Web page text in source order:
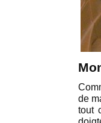
de
tout